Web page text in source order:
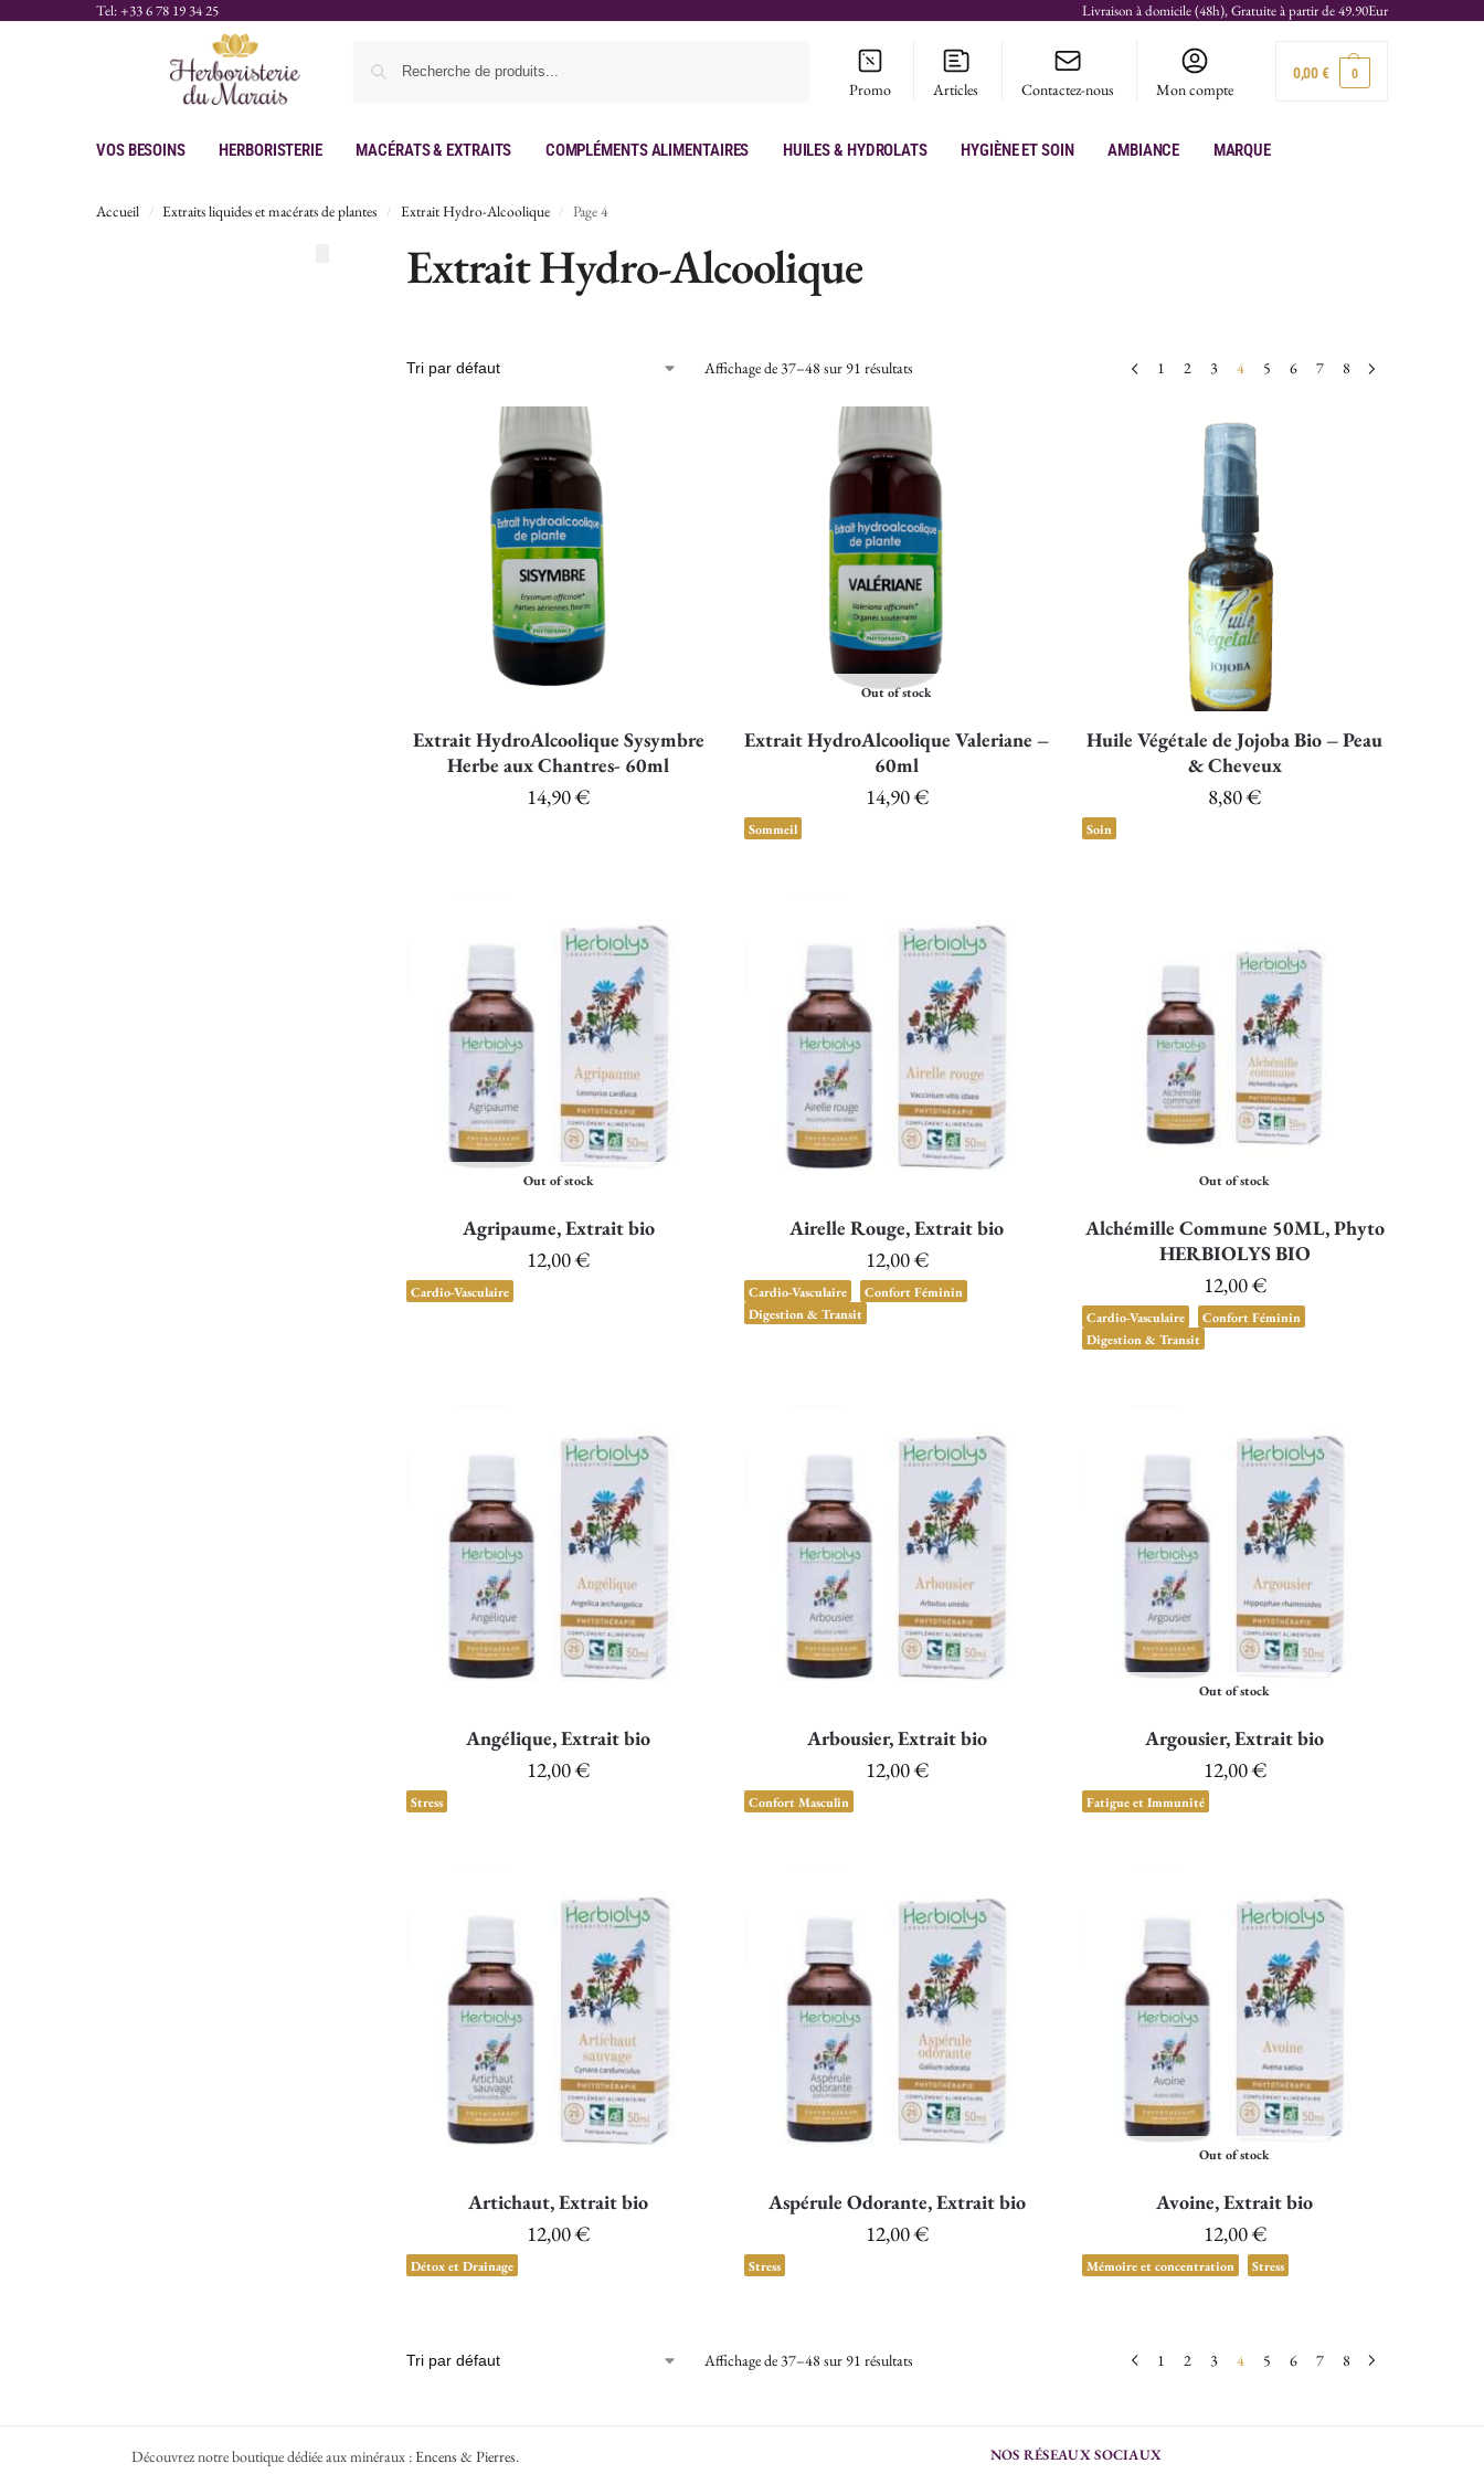
Tel: +33 6 78 19 34 25 Livraison à domicile (48h), Gratuite à partir de 49.90Eur
Promo Articles Contactez-nous Mon compte
0,00€ 0
Vos Besoins Herboristerie Macérats & Extraits Compléments Alimentaires Huiles & hydrolats Hygiène et soin Ambiance Marque
Accueil / Extraits liquides et macérats de plantes / Extrait Hydro-Alcoolique / Page 4
Extrait Hydro-Alcoolique
Affichage de 37–48 sur 91 résultats 1 2 3 4 5 6 7 8
Extrait HydroAlcoolique Sysymbre
Herbe aux Chantres- 60ml
14,90€
Out of stock
Extrait HydroAlcoolique Valeriane –
60ml
14,90€
Sommeil
Huile Végétale de Jojoba Bio – Peau
& Cheveux
8,80€
Soin
Out of stock
Agripaume, Extrait bio
12,00€
Cardio-Vasculaire
Airelle Rouge, Extrait bio
12,00€
Cardio-Vasculaire
Confort Féminin
Digestion & Transit
Out of stock
Alchémille Commune 50ML, Phyto
HERBIOLYS BIO
12,00€
Cardio-Vasculaire
Confort Féminin
Digestion & Transit
Angélique, Extrait bio
12,00€
Stress
Arbousier, Extrait bio
12,00€
Confort Masculin
Out of stock
Argousier, Extrait bio
12,00€
Fatigue et Immunité
Artichaut, Extrait bio
12,00€
Détox et Drainage
Aspérule Odorante, Extrait bio
12,00€
Stress
Out of stock
Avoine, Extrait bio
12,00€
Mémoire et concentration Stress
Affichage de 37–48 sur 91 résultats 1 2 3 4 5 6 7 8
Découvrez notre boutique dédiée aux minéraux :Encens & Pierres. NOS RÉSEAUX SOCIAUX